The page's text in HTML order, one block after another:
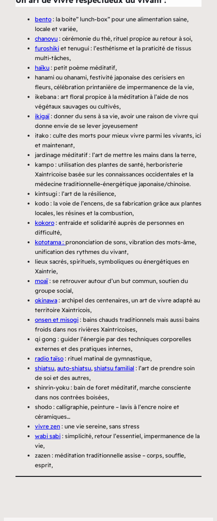
bento : la boite” lunch-box” pour une alimentation saine,
locale et variée,
chanoyu : cérémonie du thé, rituel propice au retour à soi,
furoshiki et tenugui : l’esthétisme et la praticité de tissus
multi-tâches,
haïku : petit poème méditatif,
hanami ou ohanami, festivité japonaise des cerisiers en
fleurs, célébration printanière de impermanence de la vie,
ikebana : art floral propice à la méditation à l’aide de nos
végétaux sauvages ou cultivés,
ikigaï: donner du sens à sa vie, avoir une raison de vivre qui
donne envie de se lever joyeusement
itako : culte des morts pour mieux vivre parmi les vivants, ici
et maintenant,
jardinage méditatif : l’art de mettre les mains dans la terre,
kampo : utilisation des plantes de santé, herboristerie
Xaintricoise basée sur les connaissances occidentales et la
médecine traditionnelle-énergétique japonaise/chinoise.
kintsugi : l’art de la résilience,
kodo : la voie de l’encens, de sa fabrication grâce aux plantes
locales, les résines et la combustion,
kokoro : entraide et solidarité auprès de personnes en
difficulté,
kototama : prononciation de sons, vibration des mots-âme,
unification des rythmes du vivant,
lieux sacrés, spirituels, symboliques ou énergétiques en
Xaintrie,
moaï: se retrouver autour d’un but commun, soutien du
groupe social,
okinawa : archipel des centenaires, un art de vivre adapté au
territoire Xaintricois,
onsen et misogi : bains chauds traditionnels mais aussi bains
froids dans nos rivières Xaintricoises,
qi gong : guider l’énergie par des techniques corporelles
externes et des pratiques internes,
radio taïso : rituel matinal de gymnastique,
shiatsu, auto-shiatsu, shiatsu familial : l’art de prendre soin
de soi et des autres,
shinrin-yoku : bain de foret méditatif, marche consciente
dans nos contrées boisées,
shodo : calligraphie, peinture – lavis à l’encre noire et
céramiques…
vivre zen : une vie sereine, sans stress
wabi sabi : simplicité, retour l’essentiel, impermanence de la
vie,
zazen : méditation traditionnelle assise – corps, souffle,
esprit,